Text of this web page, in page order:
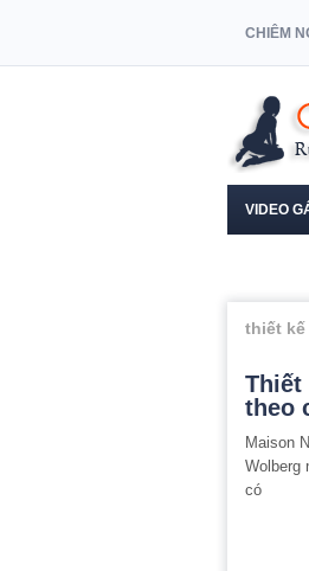
CHIÊM
VIDEO
thiết kế
Thiết
theo
Maison
Wolberg
có